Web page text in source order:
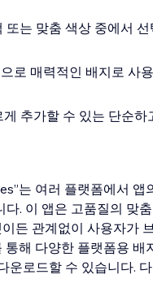
또는 맞춤 색상 중에서
로 매력적인 배지로 사
추가할 수 있는 단순
는 여러 플랫폼에서 앱
다. 이 앱은 고품질의 맞
든 관계없이 사용자가
해 다양한 플랫폼용
운로드할 수 있습니다.